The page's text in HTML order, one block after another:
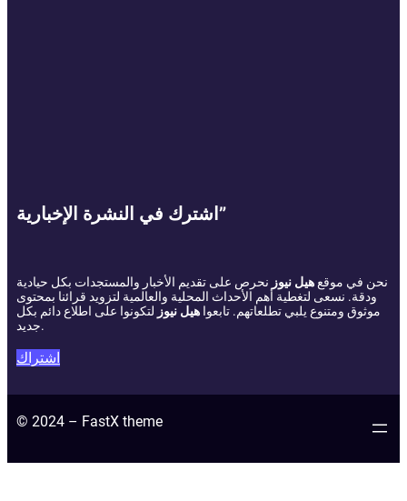
اشترك في النشرة الإخبارية”
نحن في موقع هيل نيوز نحرص على تقديم الأخبار والمستجدات بكل حيادية
ودقة. نسعى لتغطية أهم الأحداث المحلية والعالمية لتزويد قرائنا بمحتوى
موثوق ومتنوع يلبي تطلعاتهم. تابعوا هيل نيوز لتكونوا على اطلاع دائم بكل
جديد.
اشتراك
© 2024 – FastX theme